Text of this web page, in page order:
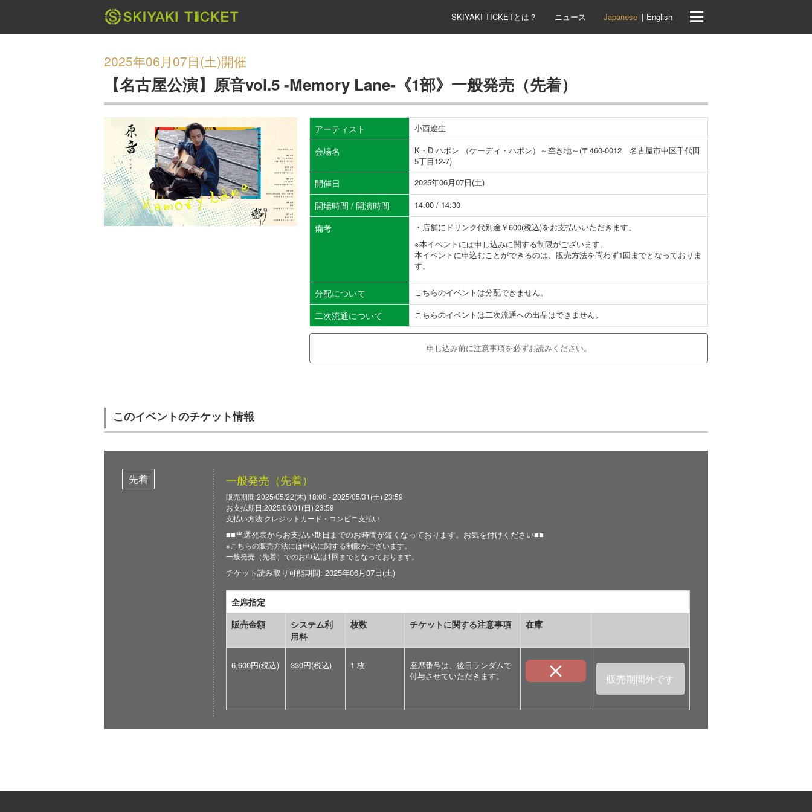
SKIYAKI TICKETとは？ ニュース Japanese English
2025年06月07日(土)開催
【名古屋公演】原音vol.5 -Memory Lane-《1部》一般発売（先着）
アーティスト 小西遼生
会場名
K・D ハポン （ケーディ・ハポン）～空き地～(〒460-0012 名古屋市中区千代田
5丁目12-7)
開催日 2025年06月07日(土)
開場時間 / 開演時間 14:00 / 14:30
備考
・店舗にドリンク代別途￥600(税込)をお支払いいただきます。
※本イベントには申し込みに関する制限がございます。
本イベントに申込むことができるのは、販売方法を問わず1回までとなっておりま
す。
分配について こちらのイベントは分配できません。
二次流通について こちらのイベントは二次流通への出品はできません。
申し込み前に注意事項を必ずお読みください。
このイベントのチケット情報
先着 一般発売（先着）
販売期間:2025/05/22(木) 18:00 - 2025/05/31(土) 23:59
お支払期日:2025/06/01(日) 23:59
支払い方法:クレジットカード・コンビニ支払い
■■当選発表からお支払い期日までのお時間が短くなっております。お気を付けください■■
※こちらの販売方法には申込に関する制限がございます。
一般発売（先着）でのお申込は1回までとなっております。
チケット読み取り可能期間: 2025年06月07日(土)
全席指定
販売金額
システム利
用料
枚数 チケットに関する注意事項 在庫
6,600円(税込) 330円(税込) 1 枚
座席番号は、後日ランダムで
付与させていただきます。
販売期間外です